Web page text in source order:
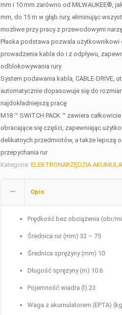
mm i 10 mm zarówno od MILWAUKEE®,
mm, do 15 m w głąb rury, eliminując
możliwe przy pracy z przewodowymi
Płaska podstawa pozwala
prowadzenia kabla do i z odpływu,
odblokowywania rury
System podawania kabla, CABLE-DRIVE,
automatycznie dopasowuje się do
najdokładniejszą pracę
M18 ™ SWITCH PACK ™ zawiera
obracające się części, zapewniając
delikatnych przedmiotów, a także lepszą
przepychania rur
Kategorie: ELEKTRONARZĘDZIA
Opis
Prędkość bez obciążenia (obr/
Średnica rur (mm) 32 – 75
Średnica sprężyny (mm) 10
Długość sprężyny (m) 10.6
Pojemność wiadra (l) 23
Waga z akumulatorem (EPTA)